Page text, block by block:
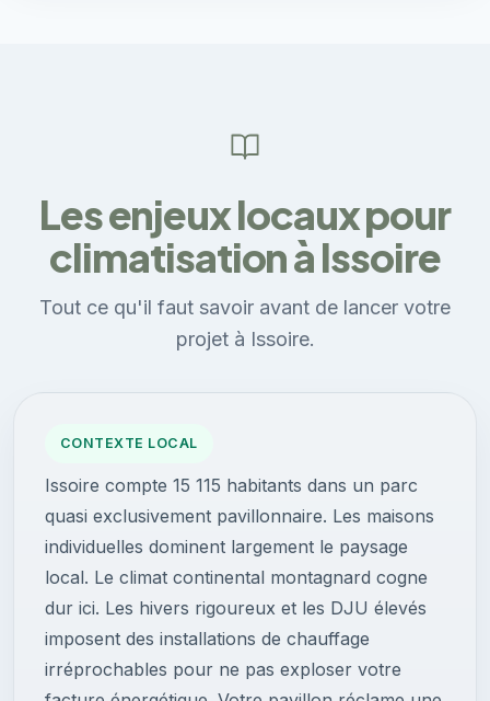
Les enjeux locaux pour
climatisation à Issoire
Tout ce qu'il faut savoir avant de lancer votre
projet à Issoire.
CONTEXTE LOCAL
Issoire compte 15 115 habitants dans un parc
quasi exclusivement pavillonnaire. Les maisons
individuelles dominent largement le paysage
local. Le climat continental montagnard cogne
dur ici. Les hivers rigoureux et les DJU élevés
imposent des installations de chauffage
irréprochables pour ne pas exploser votre